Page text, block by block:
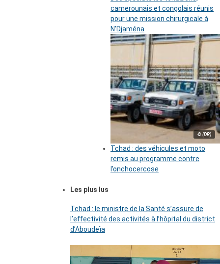
camerounais et congolais réunis
pour une mission chirurgicale à
N’Djaména
© (DR)
Tchad : des véhicules et moto
remis au programme contre
l’onchocercose
Les plus lus
Tchad : le ministre de la Santé s’assure de
l’effectivité des activités à l’hôpital du district
d’Aboudeïa